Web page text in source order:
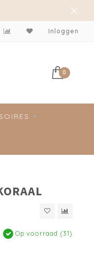
Inloggen
0
Op voorraad (31)